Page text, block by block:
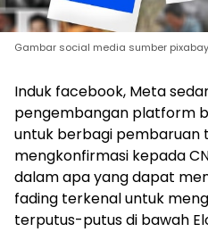
Gambar social media sumber pixabay
Induk facebook, Meta
pengembangan platform
untuk berbagi pembaruan
mengkonfirmasi kepada
dalam apa yang dapat
fading terkenal untuk
terputus-putus di bawah